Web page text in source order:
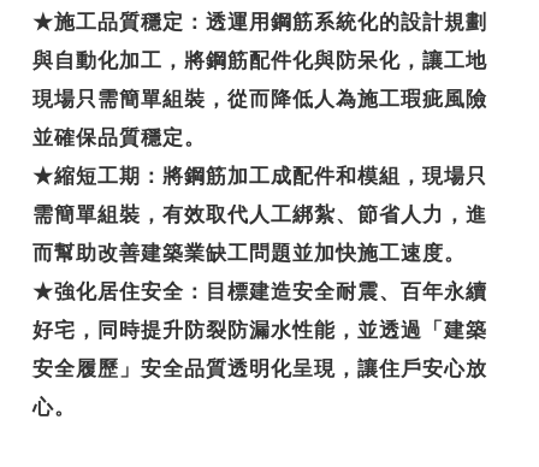
★施工品質穩定 ：透運用鋼筋系統化的設計規劃
與自動化加工，將鋼筋配件化與防呆化，讓工地
現場只需簡單組裝，從而降低人為施工瑕疵風險
並確保品質穩定。
★縮短工期 ：將鋼筋加工成配件和模組，現場只
需簡單組裝，有效取代人工綁紮、節省人力，進
而幫助改善建築業缺工問題並加快施工速度。
★強化居住安全 ：目標建造安全耐震、百年永續
好宅，同時提升防裂防漏水性能，並透過「建築
安全履歷」安全品質透明化呈現，讓住戶安心放
心。